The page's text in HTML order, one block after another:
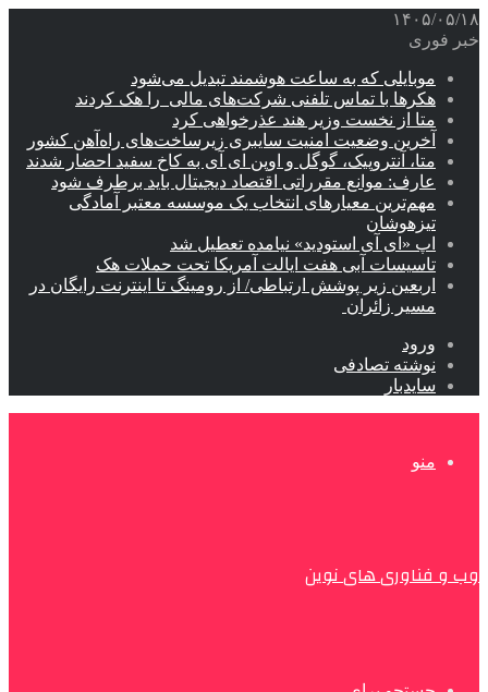
۱۴۰۵/۰۵/۱۸
خبر فوری
موبایلی که به ساعت هوشمند تبدیل می‌شود
هکرها با تماس تلفنی شرکت‌های مالی را هک کردند
متا از نخست وزیر هند عذرخواهی کرد
آخرین وضعیت امنیت سایبری زیرساخت‌های راه‌آهن کشور
متا، آنتروپیک، گوگل و اوپن ای آی به کاخ سفید احضار شدند
عارف: موانع مقرراتی اقتصاد دیجیتال باید برطرف شود
مهم‌ترین معیارهای انتخاب یک موسسه معتبر آمادگی
تیزهوشان
اپ «ای آی استودید» نیامده تعطیل شد
تاسیسات آبی هفت ایالت آمریکا تحت حملات هک
اربعین زیر پوشش ارتباطی/ از رومینگ تا اینترنت رایگان در
مسیر زائران
ورود
نوشته تصادفی
سایدبار
منو
وب و فناوری های نوین